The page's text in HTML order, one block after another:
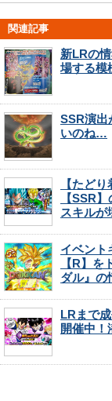
関連記事
新LRの
場する模
SSR演出
いのね…
【たど
【SSR
スキルが
イベント
【R】
ダル』の
LRまで
開催中！